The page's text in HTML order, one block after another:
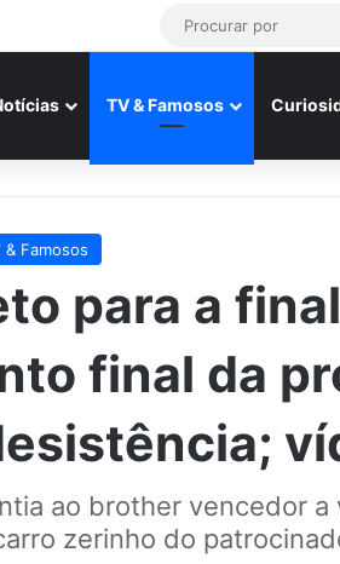
TV & Famosos
& Famosos
para a
final da
ao brother vencedor a
zerinho do